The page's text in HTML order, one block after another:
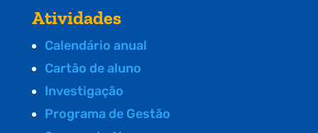
Atividades
Calendário anual
Cartão de aluno
Investigação
Programa de Gestão